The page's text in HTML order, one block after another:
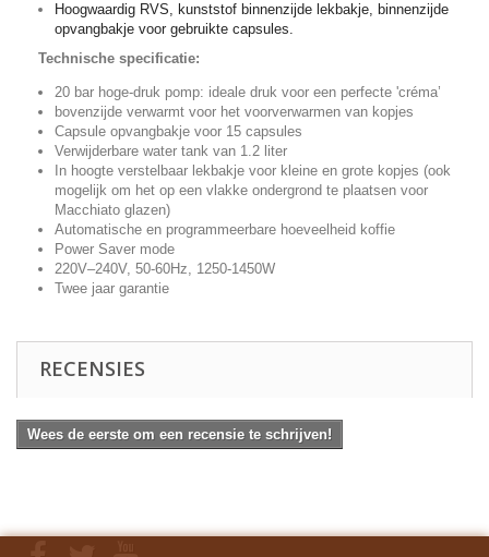
Hoogwaardig RVS, kunststof binnenzijde lekbakje, binnenzijde
opvangbakje voor gebruikte capsules.
Technische specificatie:
20 bar hoge-druk pomp: ideale druk voor een perfecte 'créma’
bovenzijde verwarmt voor het voorverwarmen van kopjes
Capsule opvangbakje voor 15 capsules
Verwijderbare water tank van 1.2 liter
In hoogte verstelbaar lekbakje voor kleine en grote kopjes (ook
mogelijk om het op een vlakke ondergrond te plaatsen voor
Macchiato glazen)
Automatische en programmeerbare hoeveelheid koffie
Power Saver mode
220V–240V, 50-60Hz, 1250-1450W
Twee jaar garantie
RECENSIES
Wees de eerste om een recensie te schrijven!